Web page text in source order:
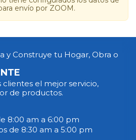
envío por ZOOM.
y Construye tu Hogar, Obra o
el mejor servicio,
de productos.
8:00 am a 6:00 pm
de 8:30 am a 5:00 pm